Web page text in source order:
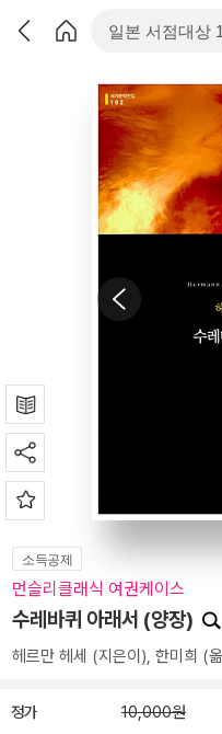
소득공제
먼슬리클래식 여권케이스
수레바퀴 아래서 (양장)
헤르만 헤세 (지은이), 한미희 (
정가 10,000원